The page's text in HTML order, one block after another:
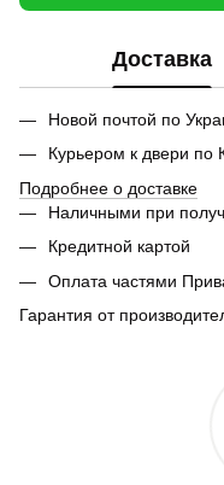
Доставка
Новой почтой по
Курьером к двери по
Подробнее о доставке
Наличными при
Кредитной картой
Оплата частями
Гарантия от